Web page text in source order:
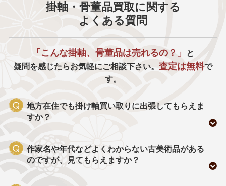
掛軸・骨董品買取に関する
よくある質問
「こんな掛軸、骨董品は売れるの？」
と
疑問を感じたらお気軽にご相談下さい。 査定は無料で
す。
地方在住でも掛け軸買い取りに出張してもらえま
すか？
作家名や年代などよくわからない古美術品がある
のですが、見てもらえますか？